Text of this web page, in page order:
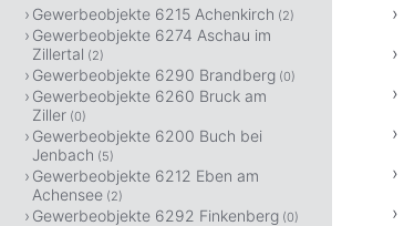
Gewerbeobjekte 6215 Achenkirch (2)
Gewerbeobjekte 6274 Aschau im
Zillertal (2)
Gewerbeobjekte 6290 Brandberg (0)
Gewerbeobjekte 6260 Bruck am
Ziller (0)
Gewerbeobjekte 6200 Buch bei
Jenbach (5)
Gewerbeobjekte 6212 Eben am
Achensee (2)
Gewerbeobjekte 6292 Finkenberg (0)